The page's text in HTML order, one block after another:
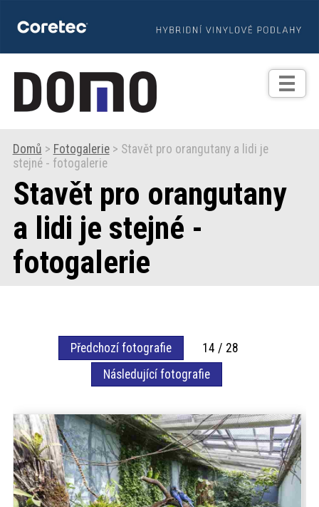
TIPY
Zprávy
Praxe
Fotogalerie
Produkty
Kontakt
Domů > Fotogalerie> Stavět pro orangutany a lidi je
stejné - fotogalerie
Stavět pro orangutany
a lidi je stejné -
fotogalerie
Předchozí fotografie
14 / 28
Následující fotografie